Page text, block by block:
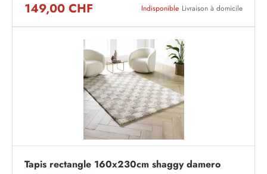
149,00 CHF Indisponible Livraison à domicile
Tapis rectangle 160x230cm shaggy damero